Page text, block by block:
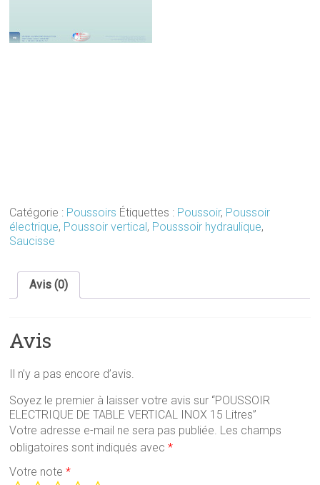
Catégorie : Poussoirs Étiquettes : Poussoir, Poussoir
électrique, Poussoir vertical, Pousssoir hydraulique,
Saucisse
Avis (0)
Avis
Il n’y a pas encore d’avis.
Soyez le premier à laisser votre avis sur “POUSSOIR
ELECTRIQUE DE TABLE VERTICAL INOX 15 Litres”
Votre adresse e-mail ne sera pas publiée. Les champs
obligatoires sont indiqués avec*
Votre note*